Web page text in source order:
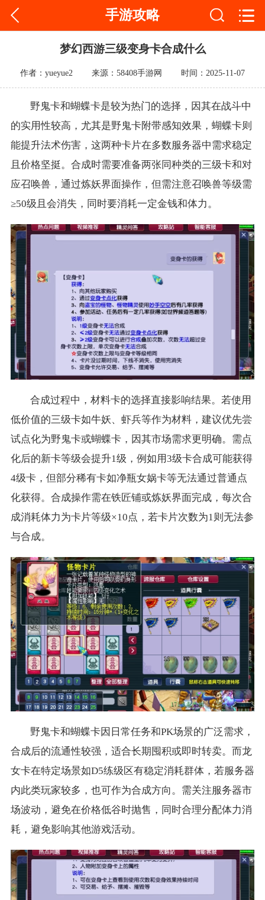
手游攻略
梦幻西游三级变身卡合成什么
作者：yueyue2 来源：58408手游网 时间：2025-11-07
野鬼卡和蝴蝶卡是较为热门的选择，因其在战斗中
的实用性较高，尤其是野鬼卡附带感知效果，蝴蝶卡则
能提升法术伤害，这两种卡片在多数服务器中需求稳定
且价格坚挺。合成时需要准备两张同种类的三级卡和对
应召唤兽，通过炼妖界面操作，但需注意召唤兽等级需
≥50级且会消失，同时要消耗一定金钱和体力。
合成过程中，材料卡的选择直接影响结果。若使用
低价值的三级卡如牛妖、虾兵等作为材料，建议优先尝
试点化为野鬼卡或蝴蝶卡，因其市场需求更明确。需点
化后的新卡等级会提升1级，例如用3级卡合成可能获得
4级卡，但部分稀有卡如净瓶女娲卡等无法通过普通点
化获得。合成操作需在铁匠铺或炼妖界面完成，每次合
成消耗体力为卡片等级×10点，若卡片次数为1则无法参
与合成。
野鬼卡和蝴蝶卡因日常任务和PK场景的广泛需求，
合成后的流通性较强，适合长期囤积或即时转卖。而龙
女卡在特定场景如D5练级区有稳定消耗群体，若服务器
内此类玩家较多，也可作为合成方向。需关注服务器市
场波动，避免在价格低谷时抛售，同时合理分配体力消
耗，避免影响其他游戏活动。